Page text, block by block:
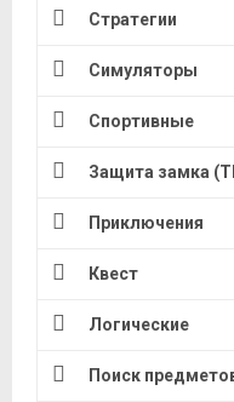
Стратегии
Симуляторы
Спортивные
Защита замка
Приключения
Квест
Логические
Поиск